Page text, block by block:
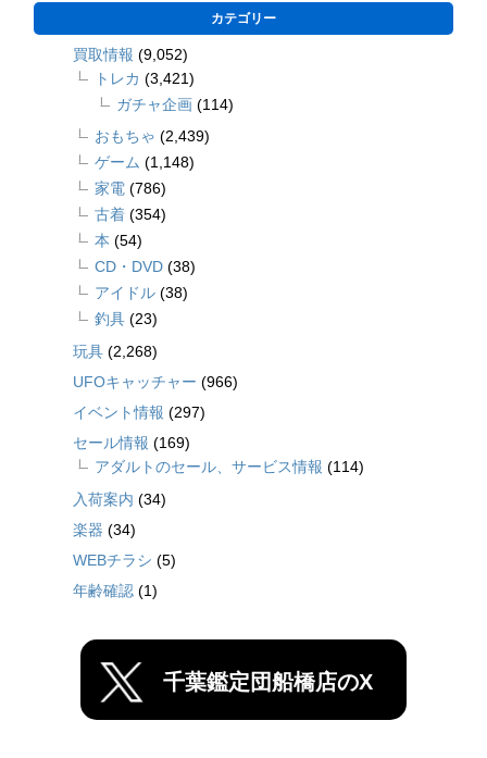
カテゴリー
買取情報 (9,052)
トレカ (3,421)
ガチャ企画 (114)
おもちゃ (2,439)
ゲーム (1,148)
家電 (786)
古着 (354)
本 (54)
CD・DVD (38)
アイドル (38)
釣具 (23)
玩具 (2,268)
UFOキャッチャー (966)
イベント情報 (297)
セール情報 (169)
アダルトのセール、サービス情報 (114)
入荷案内 (34)
楽器 (34)
WEBチラシ (5)
年齢確認 (1)
千葉鑑定団船橋店のX